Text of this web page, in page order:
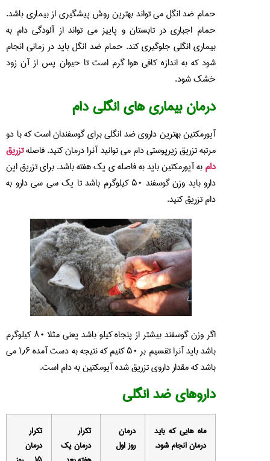
حمام ضد انگل می تواند بهترین روش پیشگیری از بیماری باشد.
حمام اجباری در تابستان و پاییز می تواند از آلودگی دام به
بیماری انگلی جلوگیری کند. حمام ضد انگل باید در زمانی انجام
شود که به اندازه کافی هوا گرم است تا حیوان پس از آن زود
خشک شود.
درمان بیماری های انگلی دام
آیورمکتین بهترین داروی ضد انگلی برای گوسفندان است که با دو
مرتبه تزریق زیرپوستی دام می توانید آنرا درمان کنید. فاصلهتزریق
دامبه آیورمکتین باید به فاصله ی یک هفته باشد. برای تزریق این
دارو باید وزن گوسفند ۵۰ کیلوگرم باشد تا یک سی سی دارو به
دام تزریق کنید.
اگر وزن گوسفند بیشتر از پنجاه کیلو باشد یعنی مثلا ۸۰ کیلوگرم
باشد باید آنرا تقسیم بر ۵۰ کنیم که نتیجه به دست آمده ۱٫۶ می
باشد که مقدار داروی تزریق شده آیومکتین به دام است.
داروهای ضد انگلی
ماه هایی که باید
درمان انجام شود.
درمان
روز اول
تکرار
درمان یک
تکرار
درمان